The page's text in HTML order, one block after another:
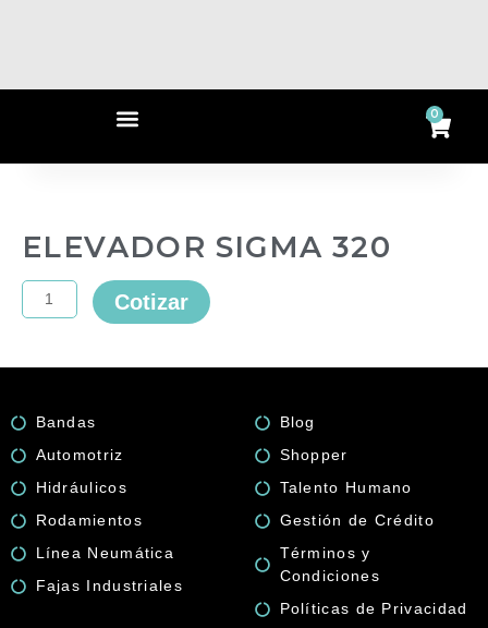
Menu 0
ELEVADOR SIGMA 320
ELEVADOR
SIGMA
Cotizar
Bandas
Automotriz
Hidráulicos
Rodamientos
Línea Neumática
Fajas Industriales
Blog
Shopper
Talento Humano
Gestión de Crédito
Términos y
Condiciones
Políticas de Privacidad